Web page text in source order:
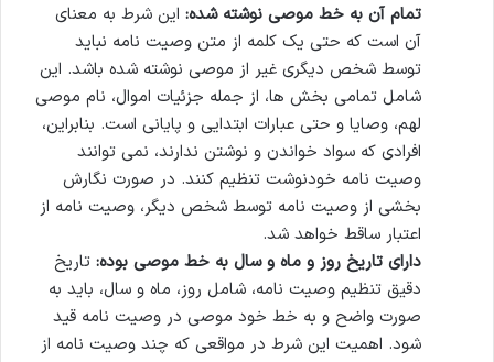
تمام آن به خط موصی نوشته شده: این شرط به معنای
آن است که حتی یک کلمه از متن وصیت نامه نباید
توسط شخص دیگری غیر از موصی نوشته شده باشد. این
شامل تمامی بخش ها، از جمله جزئیات اموال، نام موصی
لهم، وصایا و حتی عبارات ابتدایی و پایانی است. بنابراین،
افرادی که سواد خواندن و نوشتن ندارند، نمی توانند
وصیت نامه خودنوشت تنظیم کنند. در صورت نگارش
بخشی از وصیت نامه توسط شخص دیگر، وصیت نامه از
اعتبار ساقط خواهد شد.
دارای تاریخ روز و ماه و سال به خط موصی بوده: تاریخ
دقیق تنظیم وصیت نامه، شامل روز، ماه و سال، باید به
صورت واضح و به خط خود موصی در وصیت نامه قید
شود. اهمیت این شرط در مواقعی که چند وصیت نامه از